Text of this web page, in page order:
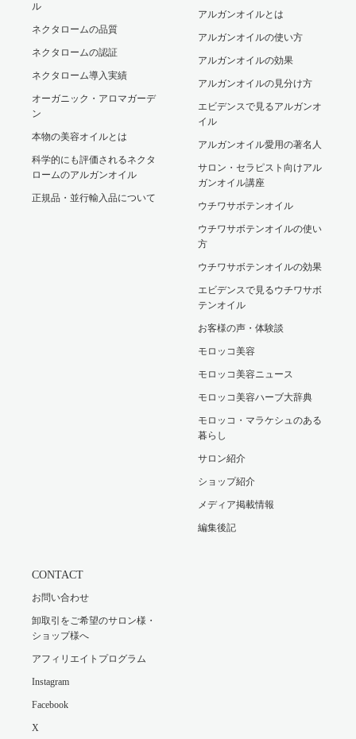
ル
ネクタロームの品質
ネクタロームの認証
ネクタローム導入実績
オーガニック・アロマガーデ
ン
本物の美容オイルとは
科学的にも評価されるネクタ
ロームのアルガンオイル
正規品・並行輸入品について
アルガンオイルとは
アルガンオイルの使い方
アルガンオイルの効果
アルガンオイルの見分け方
エビデンスで見るアルガンオ
イル
アルガンオイル愛用の著名人
サロン・セラピスト向けアル
ガンオイル講座
ウチワサボテンオイル
ウチワサボテンオイルの使い
方
ウチワサボテンオイルの効果
エビデンスで見るウチワサボ
テンオイル
お客様の声・体験談
モロッコ美容
モロッコ美容ニュース
モロッコ美容ハーブ大辞典
モロッコ・マラケシュのある
暮らし
サロン紹介
ショップ紹介
メディア掲載情報
編集後記
CONTACT
お問い合わせ
卸取引をご希望のサロン様・
ショップ様へ
アフィリエイトプログラム
Instagram
Facebook
X